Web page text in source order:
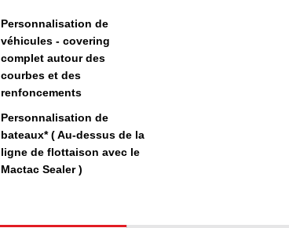
Personnalisation de
véhicules - covering
complet autour des
courbes et des
renfoncements
Personnalisation de
bateaux* ( Au-dessus de la
ligne de flottaison avec le
Mactac Sealer )